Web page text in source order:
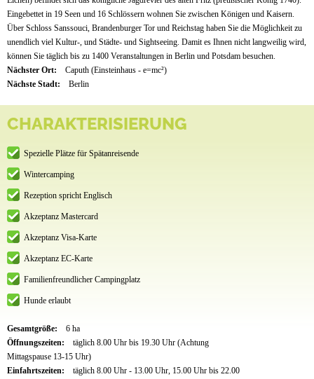
Eingebettet in 19 Seen und 16 Schlössern wohnen Sie zwischen Königen und Kaisern.
Über Schloss Sanssouci, Brandenburger Tor und Reichstag haben Sie die Möglichkeit zu
unendlich viel Kultur-, und Städte- und Sightseeing. Damit es Ihnen nicht langweilig wird,
können Sie täglich bis zu 1400 Veranstaltungen in Berlin und Potsdam besuchen.
Nächster Ort:
Caputh (Einsteinhaus - e=mc²)
Nächste Stadt:
Berlin
CHARAKTERISIERUNG
Spezielle Plätze für Spätanreisende
Wintercamping
Rezeption spricht Englisch
Akzeptanz Mastercard
Akzeptanz Visa-Karte
Akzeptanz EC-Karte
Familienfreundlicher Campingplatz
Hunde erlaubt
Gesamtgröße:
6 ha
Öffnungszeiten:
täglich 8.00 Uhr bis 19.30 Uhr (Achtung
Mittagspause 13-15 Uhr)
Einfahrtszeiten:
täglich 8.00 Uhr - 13.00 Uhr, 15.00 Uhr bis 22.00